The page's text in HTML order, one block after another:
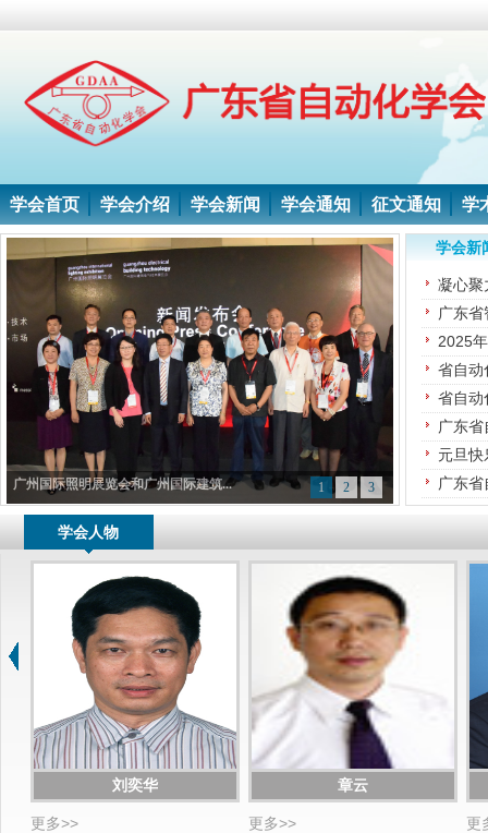
学会首页 学会介绍 学会新闻 学会通知 征文通知 学
广州国际照明展览会和广州国际建筑... 1 2 3
学会新
凝心聚
广东
2025
省自动
省自动
在...广东
元旦快
广东
学会人物
刘奕华
更多>>
章云
更多>> 更